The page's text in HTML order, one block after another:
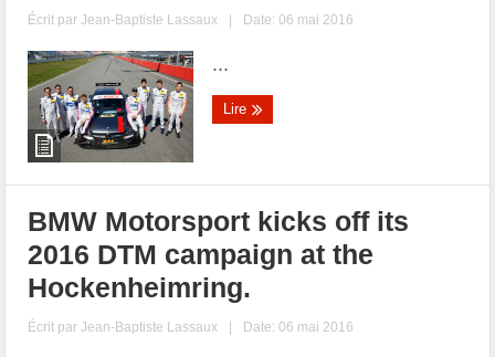
Écrit parJean-Baptiste Lassaux | Date: 06 mai 2016
...
Lire
BMW Motorsport kicks off its
2016 DTM campaign at the
Hockenheimring.
Écrit parJean-Baptiste Lassaux | Date: 06 mai 2016